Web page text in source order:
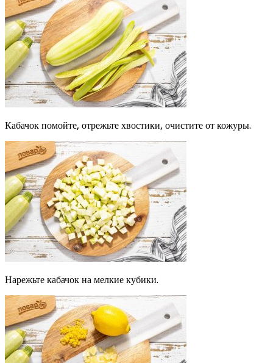
Кабачок помойте, отрежьте хвостики, очистите от кожуры.
Нарежьте кабачок на мелкие кубики.